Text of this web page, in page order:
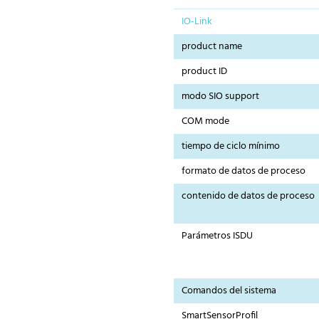
IO-Link
product name
product ID
modo SIO support
COM mode
tiempo de ciclo mínimo
formato de datos de proceso
contenido de datos de proceso
Parámetros ISDU
Comandos del sistema
SmartSensorProfil